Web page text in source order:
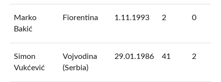
Marko
Bakić
Fiorentina 1.11.1993 2 0
Simon
Vukćević
Vojvodina
(Serbia)
29.01.1986 41 2